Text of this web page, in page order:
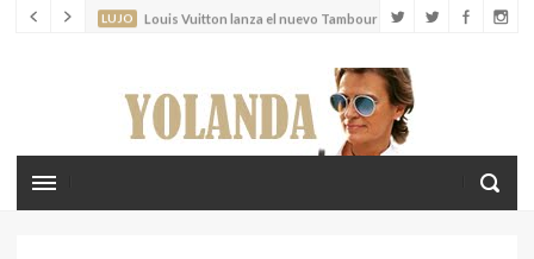
LUJO Louis Vuitton lanza el nuevo Tambour Horizon Light Up